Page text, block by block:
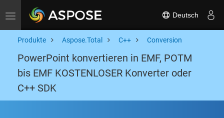
Toggle navigation Deutsch
Produkte Aspose.Total C++ Conversion
PowerPoint konvertieren in EMF, POTM
bis EMF KOSTENLOSER Konverter oder
C++ SDK